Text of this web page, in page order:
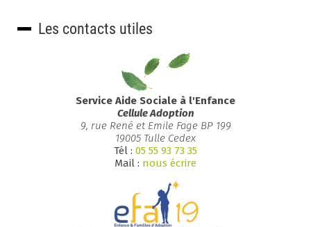
Les contacts utiles
Service Aide Sociale à l'Enfance
Cellule Adoption
9, rue René et Emile Fage BP 199
19005 Tulle Cedex
Tél : 05 55 93 73 35
Mail : nous écrire